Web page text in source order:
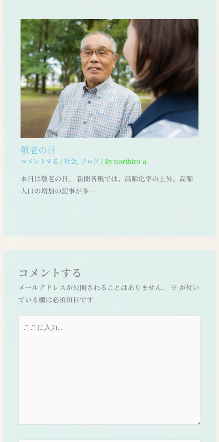
敬老の日
コメントする /社会, ブログ/ Bynorihiro-a
本日は敬老の日。 新聞各紙では、高齢化率の上昇、高齢
人口の増加の記事が多…
コメントする
メールアドレスが公開されることはありません。 ※ が付い
ている欄は必須項目です